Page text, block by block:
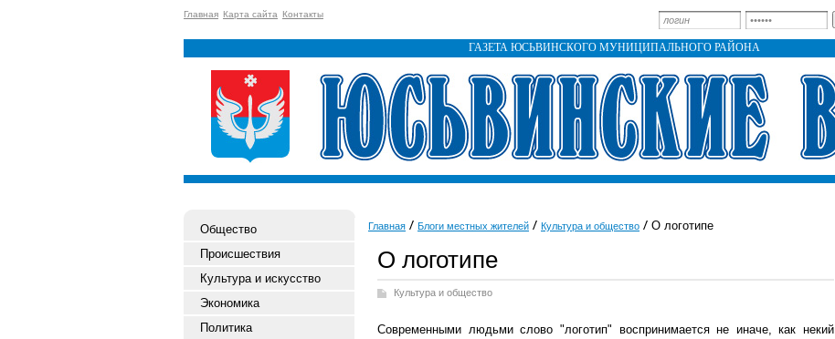
Главная Карта сайта Контакты
ГАЗЕТА ЮСЬВИНСКОГО МУНИЦИПАЛЬНОГО РАЙОНА
Общество
Происшествия
Культура и искусство
Экономика
Политика
Главная Блоги местных жителей Культура и общество О логотипе
О логотипе
Культура и общество
Современными людьми слово "логотип" воспринимается не иначе, как некий